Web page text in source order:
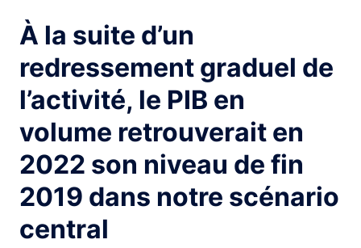
image
À la suite d’un
redressement graduel de
l’activité, le PIB en